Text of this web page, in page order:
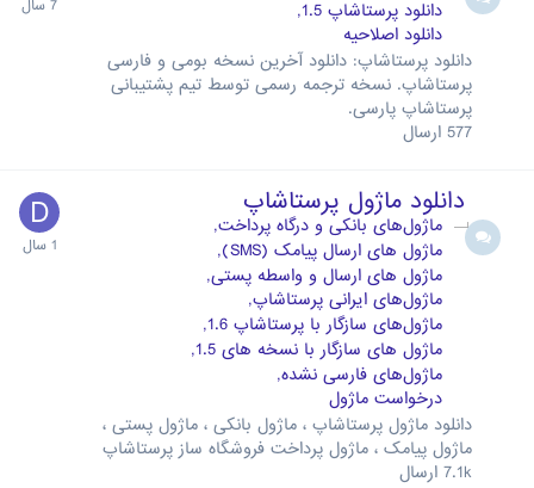
دانلود پرستاشاپ 1.5
دانلود اصلاحیه
دانلود پرستاشاپ: دانلود آخرین نسخه بومی و فارسی
پرستاشاپ. نسخه ترجمه رسمی توسط تیم پشتیبانی
پرستاشاپ پارسی.
577 ارسال
دانلود ماژول پرستاشاپ
ماژول‌های بانکی و درگاه پرداخت
ماژول های ارسال پیامک (SMS)
ماژول های ارسال و واسطه پستی
ماژول‌های ایرانی پرستاشاپ
ماژول‌های سازگار با پرستاشاپ 1.6
ماژول های سازگار با نسخه های 1.5
ماژول‌های فارسی نشده
درخواست ماژول
دانلود ماژول پرستاشاپ ، ماژول بانکی ، ماژول پستی ،
ماژول پیامک ، ماژول پرداخت فروشگاه ساز پرستاشاپ
7.1k ارسال